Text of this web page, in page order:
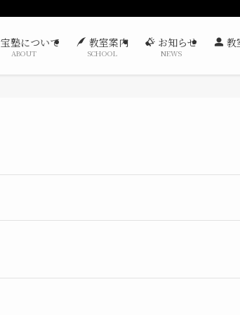
宝塾について
ABOUT
教室案内
SCHOOL
お知らせ
NEWS
教